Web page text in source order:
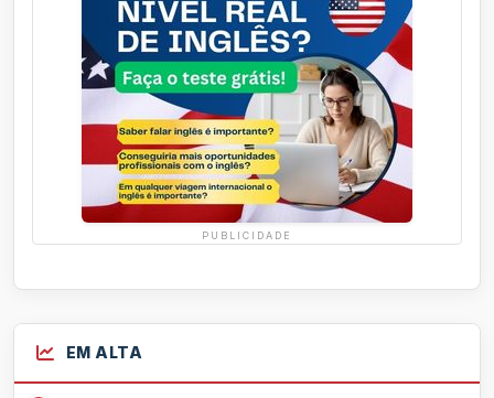
PUBLICIDADE
EM ALTA